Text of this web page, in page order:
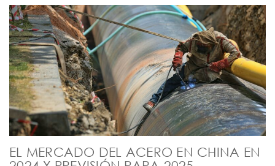
EL MERCADO DEL ACERO EN CHINA EN